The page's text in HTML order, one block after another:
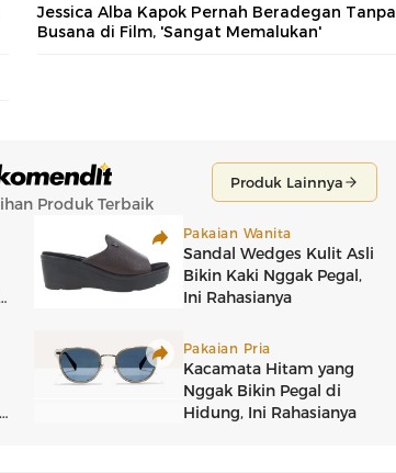
Jessica Alba Kapok Pernah Beradegan Tanpa
Busana di Film, 'Sangat Memalukan'